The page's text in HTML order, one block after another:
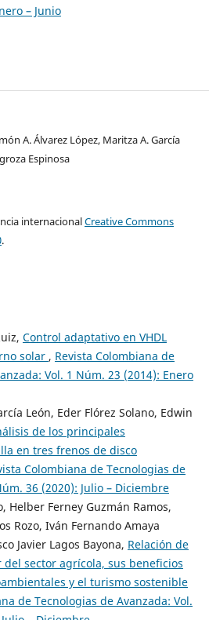
– Junio
A. Álvarez López, Maritza A. García
Espinosa
internacionalCreative Commons
.
Control adaptativo en VHDL
solar , Revista Colombiana de
Vol. 1 Núm. 23 (2014): Enero
León, Eder Flórez Solano, Edwin
de los principales
en tres frenos de disco
Colombiana de Tecnologias de
36 (2020): Julio – Diciembre
Helber Ferney Guzmán Ramos,
Rozo, Iván Fernando Amaya
Javier Lagos Bayona, Relación de
del sector agrícola, sus beneficios
y el turismo sostenible
de Tecnologias de Avanzada: Vol.